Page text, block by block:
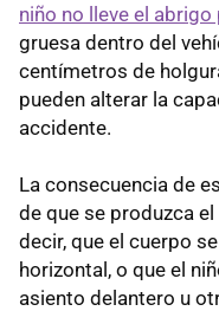
niño no lleve el abrigo
gruesa dentro del
centímetros de
pueden alterar la
accidente.
La consecuencia de
de que se produzca
decir, que el cuerpo
horizontal, o que el
asiento delantero u